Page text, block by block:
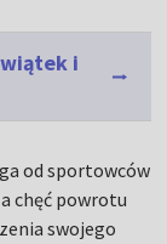
i
od sportowców
chęć powrotu
swojego